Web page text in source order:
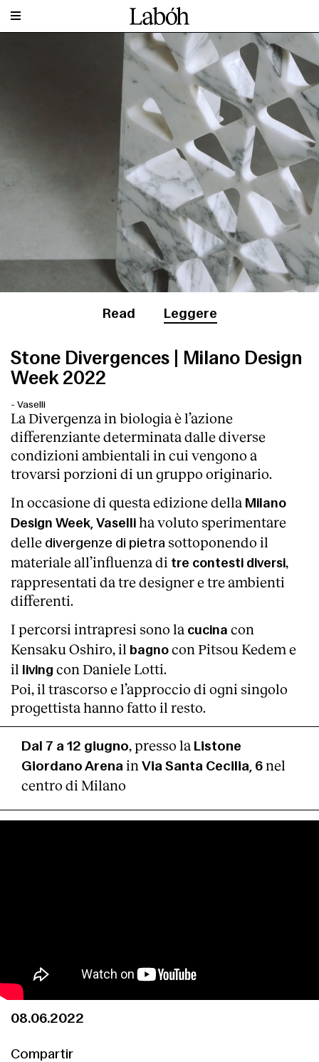
Read Leggere
Stone Divergences | Milano Design
Week 2022
- Vaselli
La Divergenza in biologia è l’azione
differenziante determinata dalle diverse
condizioni ambientali in cui vengono a
trovarsi porzioni di un gruppo originario.
In occasione di questa edizione della Milano
Design Week, Vaselli ha voluto sperimentare
delle divergenze di pietra sottoponendo il
materiale all’influenza di tre contesti diversi,
rappresentati da tre designer e tre ambienti
differenti.
I percorsi intrapresi sono la cucina con
Kensaku Oshiro, il bagno con Pitsou Kedem e
il
living con Daniele Lotti.
Poi, il trascorso e l’approccio di ogni singolo
progettista hanno fatto il resto.
Dal 7 a 12 giugno, presso la Listone
Giordano Arena in Via Santa Cecilia, 6 nel
centro di Milano
08.06.2022
Compartir